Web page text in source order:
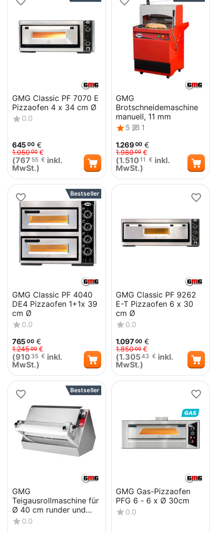
GMG Classic PF 7070 E
Pizzaofen 4 x 34 cm Ø
0.0
645 00 €
1.05000 €
(767 55 € inkl.
MwSt.)
GMG
Brotschneidemaschine
manuell, 11 mm
5
1
1.26900 €
1.98000 €
(1.510 11 € inkl.
MwSt.)
Bestseller
GMG Classic PF 4040
DE4 Pizzaofen 1+1x 39
cm Ø
0.0
765 00 €
1.24500 €
(910 35 € inkl.
MwSt.)
GMG Classic PF 9262
E-T Pizzaofen 6 x 30
cm Ø
0.0
1.09700 €
1.85000 €
(1.30543 € inkl.
MwSt.)
Bestseller
GMG
Teigausrollmaschine für
Ø 40 cm runder und
eckige Pizzen
0.0
GMG Gas-Pizzaofen
PFG 6 - 6 x Ø 30cm
0.0